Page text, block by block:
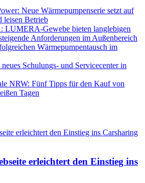
Neue Wärmepumpenserie setzt auf
leisen Betrieb
LUMERA-Gewebe bieten langlebigen
Anforderungen im Außenbereich
Wärmepumpentausch im
Schulungs- und Servicecenter in
NRW: Fünf Tipps für den Kauf von
Tagen
erleichtert den Einstieg ins